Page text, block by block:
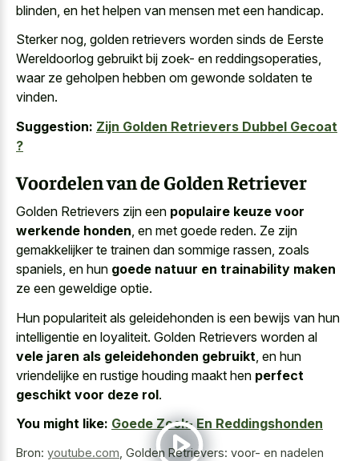
blinden, en het helpen van mensen met een handicap.
Sterker nog, golden retrievers worden sinds de Eerste
Wereldoorlog gebruikt bij zoek- en reddingsoperaties,
waar ze geholpen hebben om gewonde soldaten te
vinden.
Suggestion: Zijn Golden Retrievers Dubbel Gecoat
?
Voordelen van de Golden Retriever
Golden Retrievers zijn een populaire keuze voor
werkende honden, en met goede reden. Ze zijn
gemakkelijker te trainen dan sommige rassen, zoals
spaniels, en hun goede natuur en trainability maken
ze een geweldige optie.
Hun populariteit als geleidehonden is een bewijs van hun
intelligentie en loyaliteit. Golden Retrievers worden al
vele jaren als geleidehonden gebruikt , en hun
vriendelijke en rustige houding maakt hen perfect
geschikt voor deze rol.
You might like: Goede Zoek- En Reddingshonden
Bron: youtube.com Golden Retrievers: voor- en nadelen